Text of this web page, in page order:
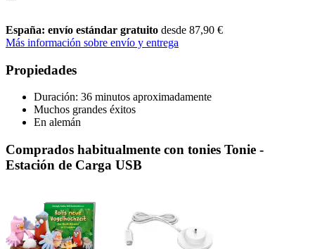
España: envío estándar gratuito desde 87,90 €
Más información sobre envío y entrega
Propiedades
Duración: 36 minutos aproximadamente
Muchos grandes éxitos
En alemán
Comprados habitualmente con tonies Tonie -
Estación de Carga USB